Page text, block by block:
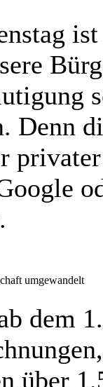
Denn
umgewandelt
dem
über